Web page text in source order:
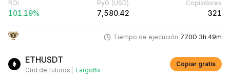
ROI
101.19%
PyG (USD)
7,580.42
Copiadores
321
Tiempo de ejecución 770D 3h 49m
ETHUSDT
Grid de futuros Largo6x
Copiar gratis